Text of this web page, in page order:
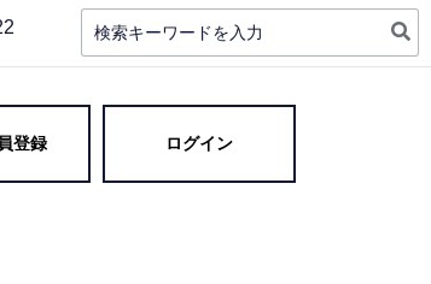
検
索:
実質最安値 即日対
登録 ログイン